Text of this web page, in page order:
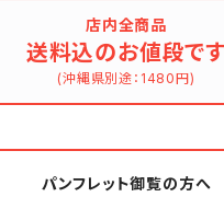
店内全商品
送料込のお値段です
(沖縄県別途：1480円)
パンフレット御覧の方へ